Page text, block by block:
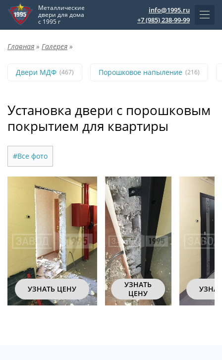
Металлические
двери для дома
с 1995 г
info@1995.ru
+7 (985) 238-99-99
Главная » Галерея »
Двери МДФ (467) Порошковое напыление (216)
Установка двери с порошковым
покрытием для квартиры
#Все фото
УЗНАТЬ ЦЕНУ
УЗНАТЬ
ЦЕНУ